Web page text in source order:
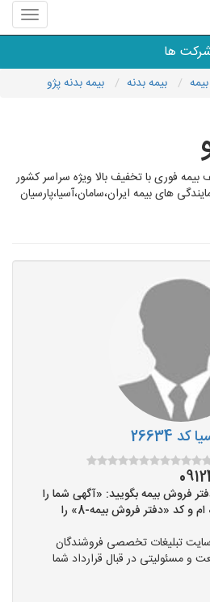
منوی
سایت
118
ها
بیمه بدنه بیمه بدنه پژو
65 درصد تخفیف بیمه فوری با تخفیف بالا ویژه سراسر کشور
های بیمه ایران،سامان،آسیا،پارسیان
26634
فروش بیمه بگویید: «آگهی شما را
در سایت آگهی بیمه دیده ام و کد «دفتر فروش بیمه-8» را
تبلیغات تخصصی فروشندگان
و مسئولیتی در قبال قرارداد شما